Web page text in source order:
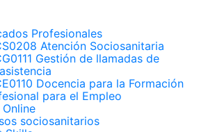
Profesionales
Atención Sociosanitaria
Gestión de llamadas de
Docencia para la Formación
para el Empleo
sociosanitarios